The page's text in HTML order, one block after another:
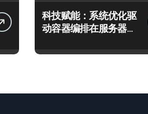
科技赋能：系统优化驱
动容器编排在服务器分